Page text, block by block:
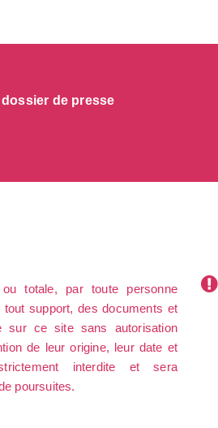
de presse
totale, par toute personne
support, des documents et
sur ce site sans autorisation
de leur origine, leur date et
interdite et sera
poursuites.